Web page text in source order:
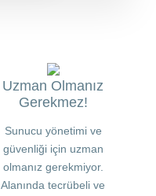
Uzman Olmanız
Gerekmez!
Sunucu yönetimi ve
güvenliği için uzman
olmanız gerekmiyor.
Alanında tecrübeli ve